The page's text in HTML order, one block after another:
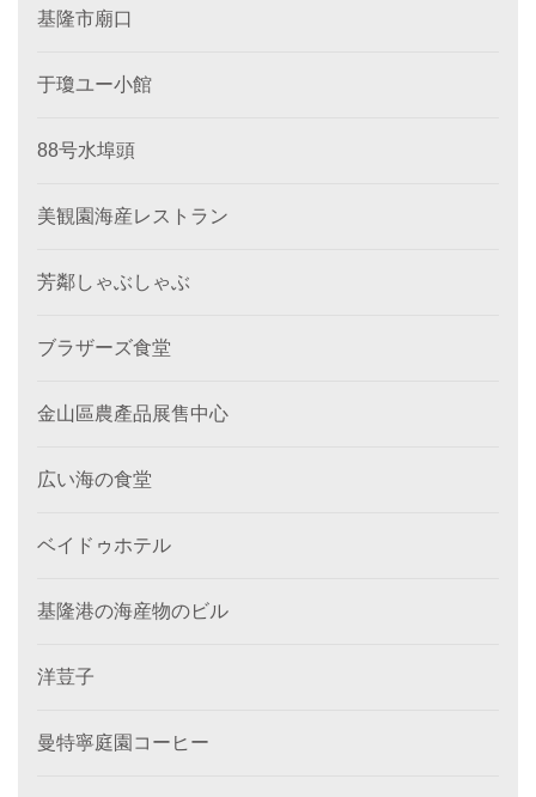
基隆市廟口
于瓊ユー小館
88号水埠頭
美観園海産レストラン
芳鄰しゃぶしゃぶ
ブラザーズ食堂
金山區農產品展售中心
広い海の食堂
ベイドゥホテル
基隆港の海産物のビル
洋荳子
曼特寧庭園コーヒー